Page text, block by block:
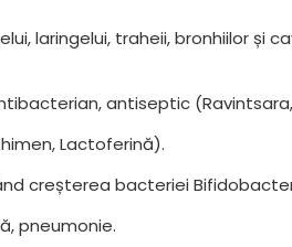
laringelui, traheii, bronhiilor și
antiseptic
Lactoferină).
creșterea bacteriei
pneumonie.